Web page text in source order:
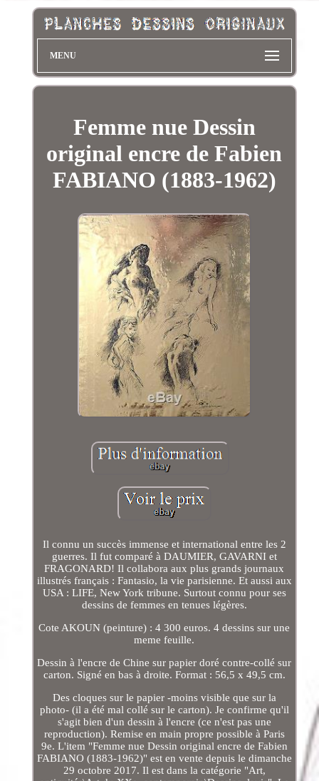
MENU
Femme nue Dessin
original encre de Fabien
FABIANO (1883-1962)
Il connu un succès immense et international entre les 2
guerres. Il fut comparé à DAUMIER, GAVARNI et
FRAGONARD! Il collabora aux plus grands journaux
illustrés français : Fantasio, la vie parisienne. Et aussi aux
USA : LIFE, New York tribune. Surtout connu pour ses
dessins de femmes en tenues légères.
Cote AKOUN (peinture) : 4 300 euros. 4 dessins sur une
meme feuille.
Dessin à l'encre de Chine sur papier doré contre-collé sur
carton. Signé en bas à droite. Format : 56,5 x 49,5 cm.
Des cloques sur le papier -moins visible que sur la
photo- (il a été mal collé sur le carton). Je confirme qu'il
s'agit bien d'un dessin à l'encre (ce n'est pas une
reproduction). Remise en main propre possible à Paris
9e. L'item "Femme nue Dessin original encre de Fabien
FABIANO (1883-1962)" est en vente depuis le dimanche
29 octobre 2017. Il est dans la catégorie "Art,